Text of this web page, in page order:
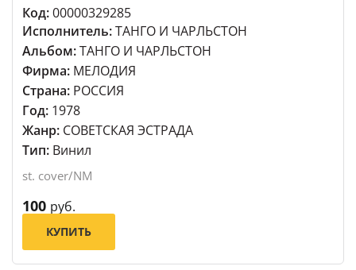
Код:00000329285
Исполнитель:ТАНГО И ЧАРЛЬСТОН
Альбом:ТАНГО И ЧАРЛЬСТОН
Фирма: МЕЛОДИЯ
Страна: РОССИЯ
Год: 1978
Жанр: СОВЕТСКАЯ ЭСТРАДА
Тип: Винил
st. cover/NM
100 руб.
КУПИТЬ